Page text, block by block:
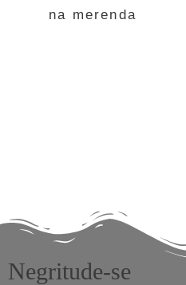
na merenda
Negritude-se